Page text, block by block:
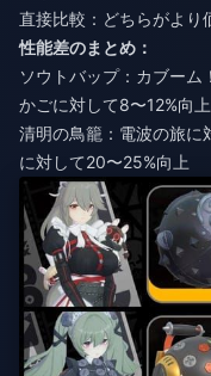
直接比較：どちらがより
性能差のまとめ：
ソウトバップ：カブーム
かごに対して8〜12%向上
清明の鳥籠：電波の旅
に対して20〜25%向上